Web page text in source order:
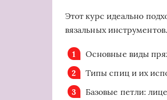
Этот курс идеально
вязальных
Основные виды
Типы спиц и их
Базовые петли: